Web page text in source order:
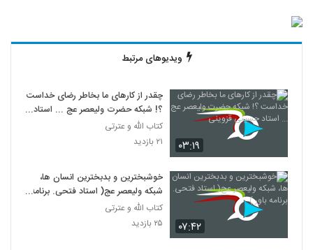
ویدیوهای مرتبط
۰۳:۱۹
چقدر از کارهای ما بخاطر رضای خداست
؟! شبکه حضرت ولیعصر عج ... استاد
حسینی قزوینی
کتاب الله و عترتی
۲۱ بازدید
۰۷:۴۲
خوشبخترین و بدبخترین انسان ها،
شبکه ولیعصر عج( استاد فتحی. برنامه
باور )
کتاب الله و عترتی
۲۵ بازدید